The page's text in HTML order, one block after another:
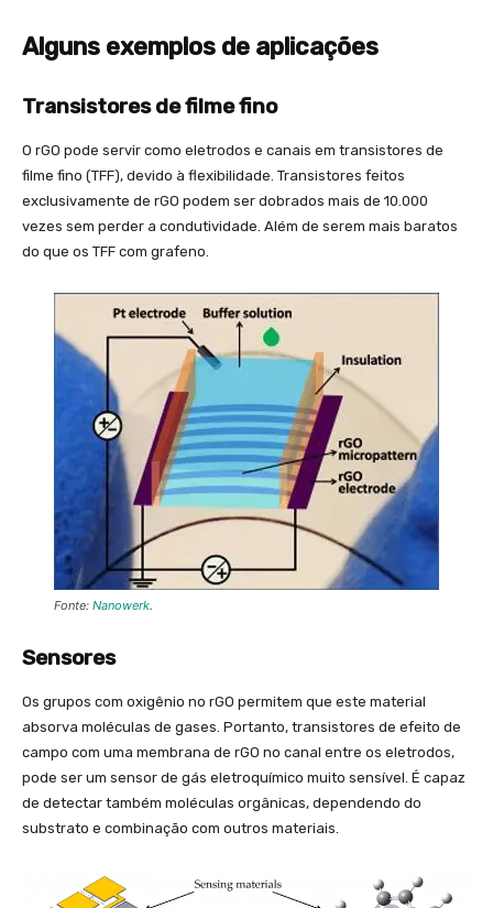
Alguns exemplos de aplicações
Transistores de filme fino
O rGO pode servir como eletrodos e canais em transistores de
filme fino (TFF), devido à flexibilidade. Transistores feitos
exclusivamente de rGO podem ser dobrados mais de 10.000
vezes sem perder a condutividade. Além de serem mais baratos
do que os TFF com grafeno.
Fonte: Nanowerk.
Sensores
Os grupos com oxigênio no rGO permitem que este material
absorva moléculas de gases. Portanto, transistores de efeito de
campo com uma membrana de rGO no canal entre os eletrodos,
pode ser um sensor de gás eletroquímico muito sensível. É capaz
de detectar também moléculas orgânicas, dependendo do
substrato e combinação com outros materiais.